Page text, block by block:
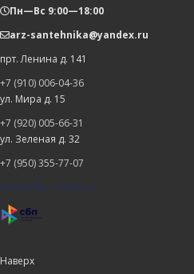
Пн—Вс 9:00—18:00
arz-santehnika@yandex.ru
прт. Ленина д. 141
+7 (910) 006-04-36
ул. Мира д. 15
+7 (920) 005-66-31
ул. Зеленая д. 32
+7 (950) 355-77-07
Способы оплаты
Наверх